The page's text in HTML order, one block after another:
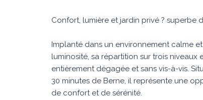
Confort, lumière et jardin privé ? superbe
Implanté dans un environnement calme
luminosité, sa répartition sur trois
entièrement dégagée et sans vis-à-vis.
30 minutes de Berne, il représente une
de confort et de sérénité.